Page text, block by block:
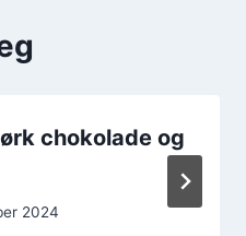
chokolade og
2024